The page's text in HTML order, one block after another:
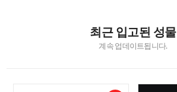
최근 입고된 성물
계속 업데이트됩니다.